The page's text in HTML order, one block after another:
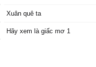
Xuân quê ta
Hãy xem là giấc mơ 1